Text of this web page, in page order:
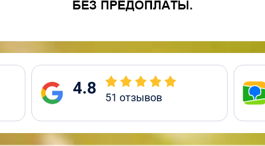
4.8 51 отзывов